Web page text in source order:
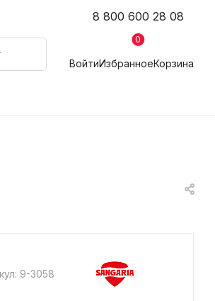
8 800 600 28 08
ВойтиИзбранное
0
Корзина
9-3058